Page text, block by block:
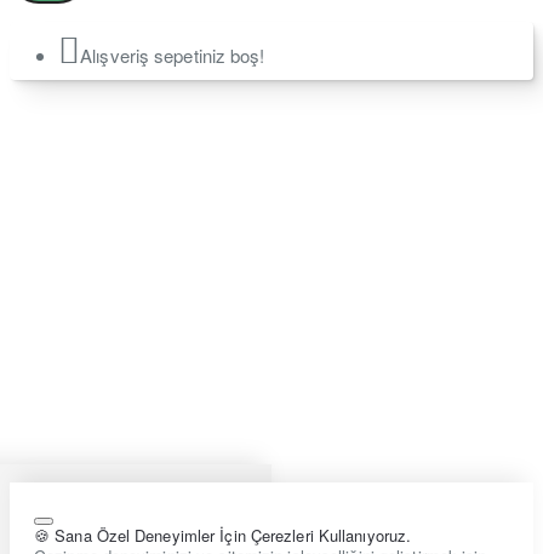
Alışveriş sepetiniz boş!
🍪 Sana Özel Deneyimler İçin Çerezleri Kullanıyoruz.